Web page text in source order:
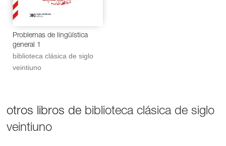
Problemas de lingüística
general 1
biblioteca clásica de siglo
veintiuno
otros libros de biblioteca clásica de siglo
veintiuno